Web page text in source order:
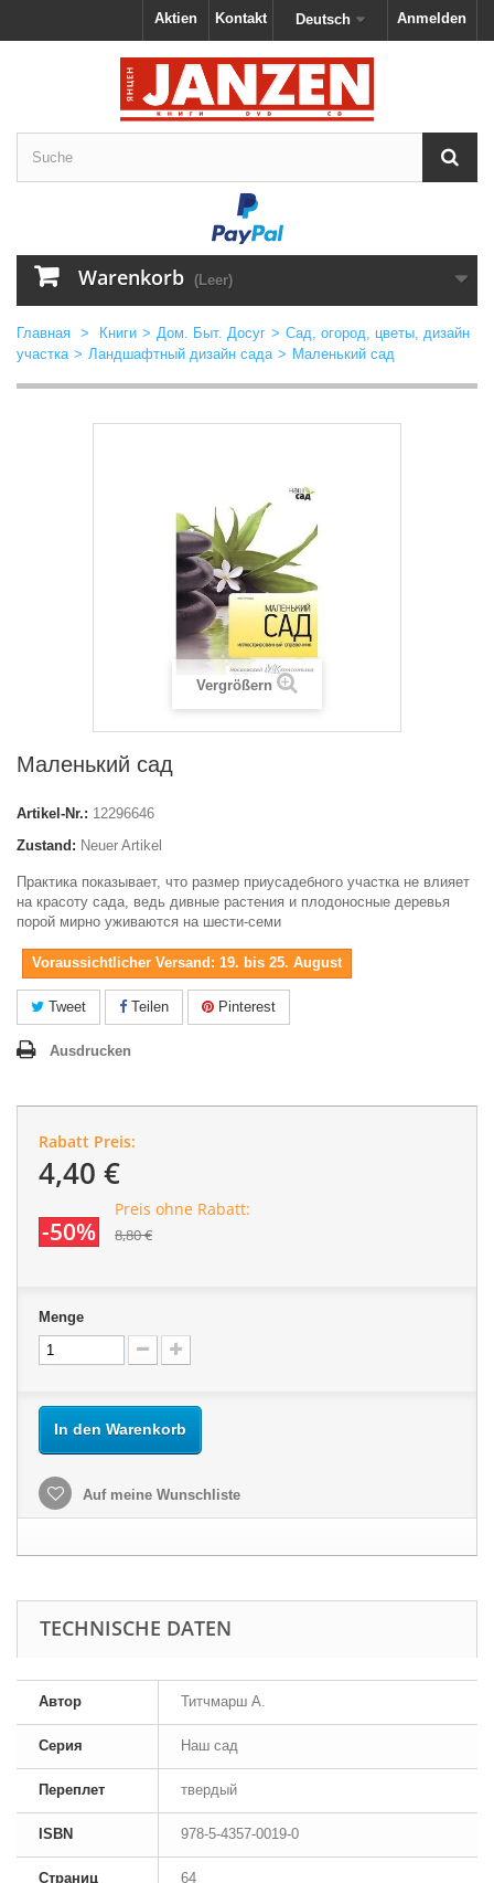
Anmelden
Deutsch
Kontakt
Aktien
Warenkorb (Leer)
Главная > Книги > Дом. Быт. Досуг > Сад, огород, цветы, дизайн
участка > Ландшафтный дизайн сада > Маленький сад
Vergrößern
Маленький сад
Artikel-Nr.: 12296646
Zustand: Neuer Artikel
Практика показывает, что размер приусадебного участка не влияет
на красоту сада, ведь дивные растения и плодоносные деревья
порой мирно уживаются на шести-семи
Voraussichtlicher Versand: 19. bis 25. August
Tweet Teilen Pinterest
Ausdrucken
Rabatt Preis:
4,40 €
-50%
Preis ohne Rabatt:
8,80 €
Menge
In den Warenkorb
Auf meine Wunschliste
TECHNISCHE DATEN
Автор Титчмарш А.
Серия Наш сад
Переплет твердый
ISBN 978-5-4357-0019-0
Страниц 64